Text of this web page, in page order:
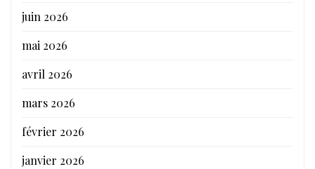
juin 2026
mai 2026
avril 2026
mars 2026
février 2026
janvier 2026